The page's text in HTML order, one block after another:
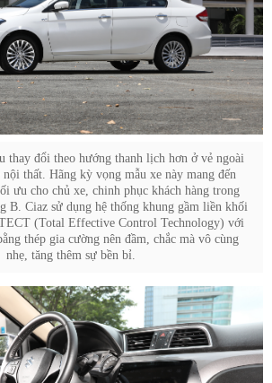
thay đổi theo hướng thanh lịch hơn ở vẻ ngoài
thất. Hãng kỳ vọng mẫu xe này mang đến
ưu cho chủ xe, chinh phục khách hàng trong
B. Ciaz sử dụng hệ thống khung gầm liền khối
(Total Effective Control Technology) với
thép gia cường nên đầm, chắc mà vô cùng
nhẹ, tăng thêm sự bền bỉ.